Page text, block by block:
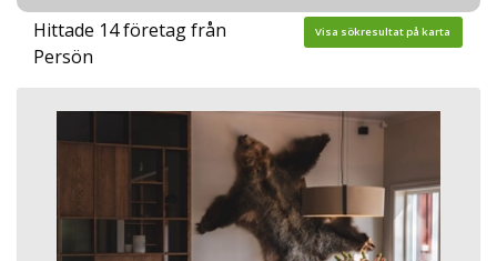
Hittade 14 företag från
Persön
Visa sökresultat på karta